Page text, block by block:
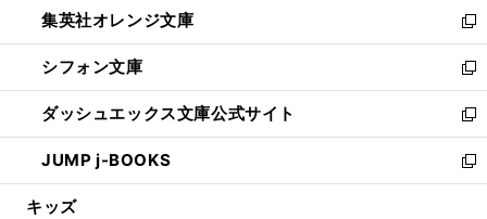
く
で
開
く
ド
ウ
で
開
く
い
ウ
ィ
ン
ド
ウ
で
開
集英社オレンジ文庫
新
し
い
ウ
ィ
ン
ド
ウ
シフォン文庫
新
し
い
ウ
ィ
ン
ダッシュエックス文庫公式サイト
新
し
い
ウ
JUMP j-BOOKS
新
し
キッズ